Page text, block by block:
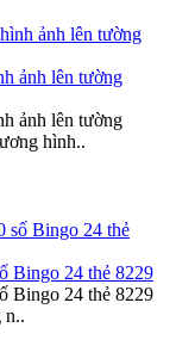
ảnh lên tường
ảnh lên tường
hình..
Bingo 24 thẻ 8229
Bingo 24 thẻ 8229
n..